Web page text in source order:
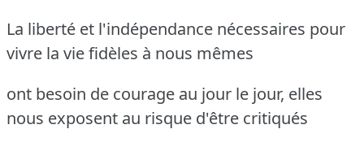
La liberté et l'indépendance nécessaires pour
vivre la vie fidèles à nous mêmes
ont besoin de courage au jour le jour, elles
nous exposent au risque d'être critiqués